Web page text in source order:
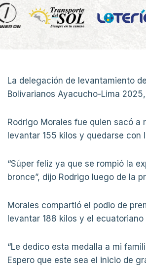
La delegación de levantamiento
Bolivarianos Ayacucho-Lima
Rodrigo Morales fue quien sacó
levantar 155 kilos y quedarse
“Súper feliz ya que se rompió la
bronce”, dijo Rodrigo luego de la
Morales compartió el podio de
levantar 188 kilos y el
“Le dedico esta medalla a mi
Espero que este sea el inicio de